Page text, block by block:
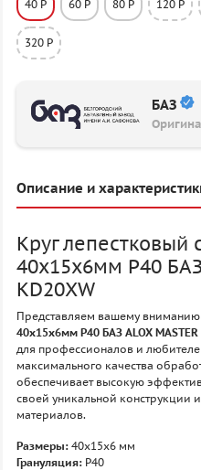
40 P 60 P 80 P 120 P
320 P
БАЗ
Описание и
Круг лепестковый
40х15х6мм P40 БАЗ
KD20XW
Представляем вашему вниманию
40х15х6мм P40 БАЗ ALOX MASTER
для профессионалов и
максимального качества
обеспечивает высокую
своей уникальной конструкции
материалов.
Размеры: 40х15х6 мм
Грануляция: P40